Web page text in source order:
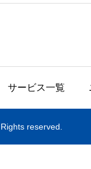
サービス一覧
reserved.